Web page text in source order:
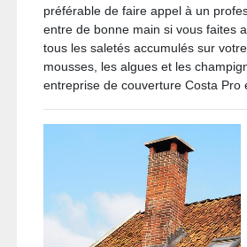
préférable de faire appel à un
entre de bonne main si vous faites
tous les saletés accumulés sur
mousses, les algues et les
entreprise de couverture Costa Pro